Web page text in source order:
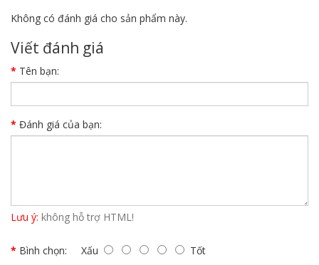
Không có đánh giá cho sản phẩm này.
Viết đánh giá
Tên bạn:
Đánh giá của bạn:
Lưu ý: không hỗ trợ HTML!
Bình chọn: Xấu Tốt